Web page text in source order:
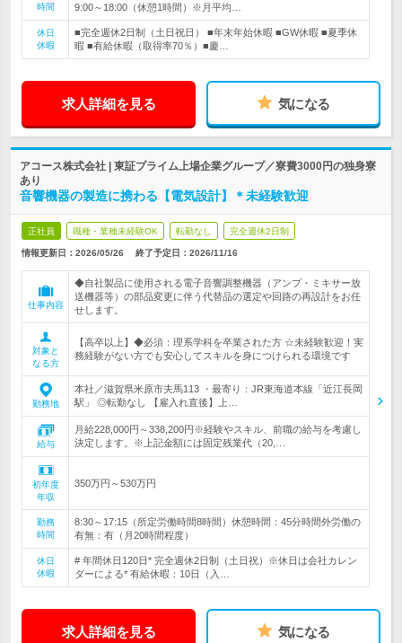
時間
9:00～18:00（休憩1時間）※月平均…
休日
休暇
■完全週休2日制（土日祝日） ■年末年始休暇 ■GW休暇 ■夏季休
暇 ■有給休暇（取得率70％）■慶…
求人詳細を見る 気になる
アコース株式会社 | 東証プライム上場企業グループ／寮費3000円の独身寮
あり
音響機器の製造に携わる【電気設計】＊未経験歓迎
正社員 職種・業種未経験OK 転勤なし 完全週休2日制
情報更新日：2026/05/26 終了予定日： 2026/11/16
仕事内容
◆自社製品に使用される電子音響調整機器（アンプ・ミキサー放
送機器等）の部品変更に伴う代替品の選定や回路の再設計をお任
せします。
対象と
なる方
【高卒以上】◆必須：理系学科を卒業された方 ☆未経験歓迎！実
務経験がない方でも安心してスキルを身につけられる環境です
勤務地
本社／滋賀県米原市夫馬113 ・最寄り：JR東海道本線「近江長岡
駅」 ◎転勤なし 【雇入れ直後】上…
給与
月給228,000円～338,200円※経験やスキル、前職の給与を考慮し
決定します。※上記金額には固定残業代（20,…
初年度
年収
350万円～530万円
勤務
時間
8:30～17:15（所定労働時間8時間）休憩時間：45分時間外労働の
有無：有（月20時間程度）
休日
休暇
# 年間休日120日* 完全週休2日制（土日祝）※休日は会社カレン
ダーによる* 有給休暇：10日（入…
求人詳細を見る 気になる